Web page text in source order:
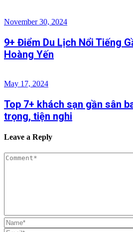
November 30, 2024
9+ Điểm Du Lịch Nổi Tiếng
Hoàng Yến
May 17, 2024
Top 7+ khách sạn gần sân
trọng, tiện nghi
Leave a Reply